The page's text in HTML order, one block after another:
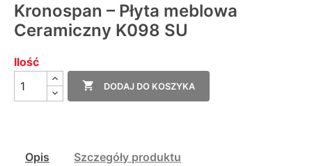
Kronospan – Płyta meblowa
Ceramiczny K098 SU
Ilość
 DODAJ DO KOSZYKA
Opis Szczegóły produktu